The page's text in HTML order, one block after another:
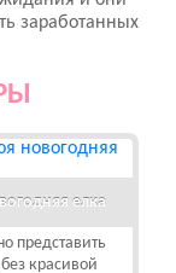
заработанных
елка
представить
красивой